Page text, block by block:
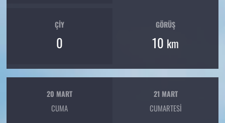
ÇIY
0
GÖRÜŞ
10 km
20 MART
CUMA
21 MART
CUMARTESI